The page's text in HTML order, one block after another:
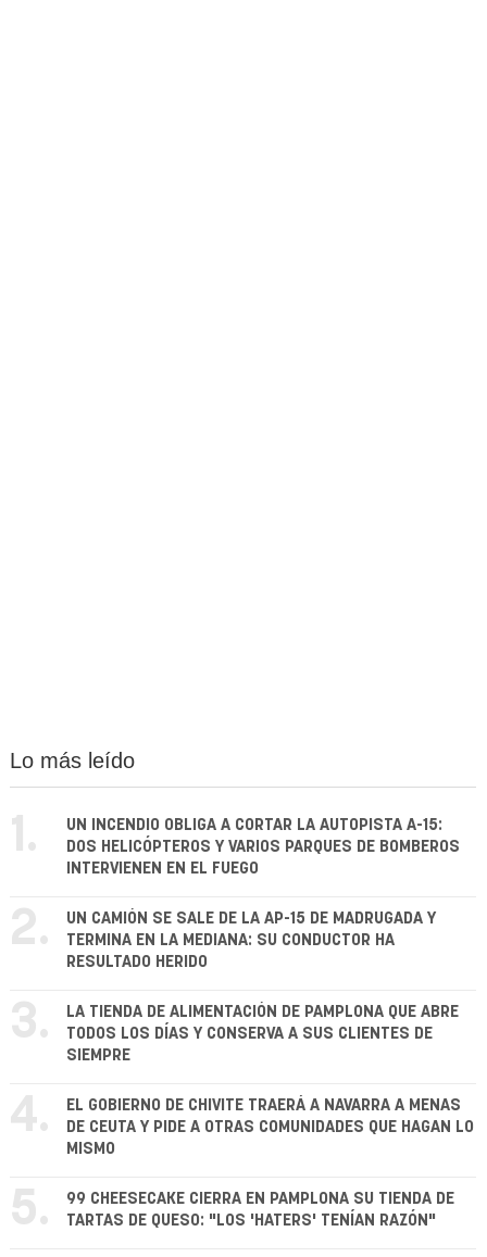
Lo más leído
1.
UN INCENDIO OBLIGA A CORTAR LA AUTOPISTA A-15:
DOS HELICÓPTEROS Y VARIOS PARQUES DE BOMBEROS
INTERVIENEN EN EL FUEGO
2.
UN CAMIÓN SE SALE DE LA AP-15 DE MADRUGADA Y
TERMINA EN LA MEDIANA: SU CONDUCTOR HA
RESULTADO HERIDO
3.
LA TIENDA DE ALIMENTACIÓN DE PAMPLONA QUE ABRE
TODOS LOS DÍAS Y CONSERVA A SUS CLIENTES DE
SIEMPRE
4.
EL GOBIERNO DE CHIVITE TRAERÁ A NAVARRA A MENAS
DE CEUTA Y PIDE A OTRAS COMUNIDADES QUE HAGAN LO
MISMO
5.
99 CHEESECAKE CIERRA EN PAMPLONA SU TIENDA DE
TARTAS DE QUESO: "LOS 'HATERS' TENÍAN RAZÓN"